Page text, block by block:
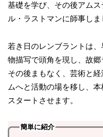
基礎を学び、その後アム
ル・ラストマンに師事しま
若き日のレンブラントは
物描写で頭角を現し、故郷
その後まもなく、芸術と
ムへと活動の場を移し、
スタートさせます。
簡単に紹介